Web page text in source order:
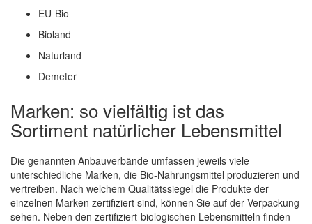
EU-Bio
Bioland
Naturland
Demeter
Marken: so vielfältig ist das
Sortiment natürlicher Lebensmittel
Die genannten Anbauverbände umfassen jeweils viele
unterschiedliche Marken, die Bio-Nahrungsmittel produzieren und
vertreiben. Nach welchem Qualitätssiegel die Produkte der
einzelnen Marken zertifiziert sind, können Sie auf der Verpackung
sehen. Neben den zertifiziert-biologischen Lebensmitteln finden